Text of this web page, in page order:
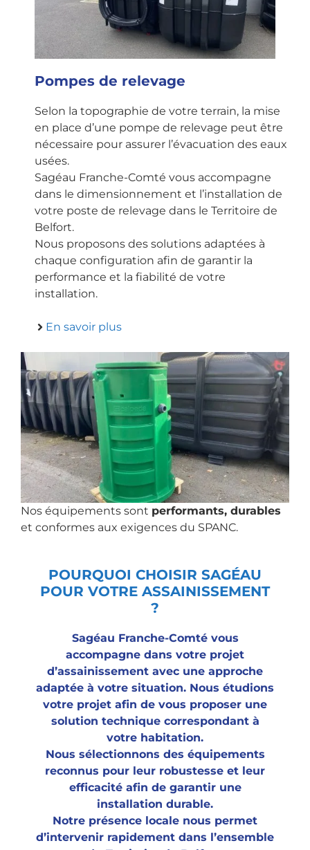
Pompes de relevage
Selon la topographie de votre terrain, la mise
en place d’une pompe de relevage peut être
nécessaire pour assurer l’évacuation des eaux
usées.
Sagéau Franche-Comté vous accompagne
dans le dimensionnement et l’installation de
votre poste de relevage dans le Territoire de
Belfort.
Nous proposons des solutions adaptées à
chaque configuration afin de garantir la
performance et la fiabilité de votre
installation.
En savoir plus
Nos équipements sont performants, durables
et conformes aux exigences du SPANC.
POURQUOI CHOISIR SAGÉAU
POUR VOTRE ASSAINISSEMENT
?
Sagéau Franche-Comté vous
accompagne dans votre projet
d’assainissement avec une approche
adaptée à votre situation. Nous étudions
votre projet afin de vous proposer une
solution technique correspondant à
votre habitation.
Nous sélectionnons des équipements
reconnus pour leur robustesse et leur
efficacité afin de garantir une
installation durable.
Notre présence locale nous permet
d’intervenir rapidement dans l’ensemble